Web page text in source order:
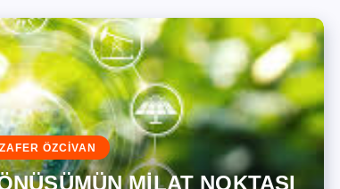
ZAFER ÖZCİVAN
MİLAT NOKTASI